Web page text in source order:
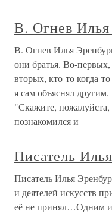
В. Огнев
В. Огнев Илья
они братья. Во-
вторых, кто-то когда-
я сам объяснял
"Скажите,
познакомился и
Писатель
Писатель Илья
и деятелей искусств
её не принял…Одним